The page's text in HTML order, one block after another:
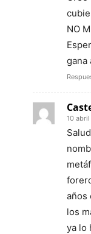
NO
gana
10
años
los
ya lo